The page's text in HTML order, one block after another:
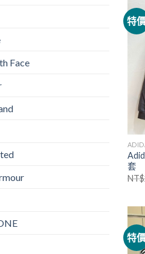
Face
特
套
NT$
特